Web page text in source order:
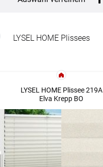
LYSEL HOME Plissees
LYSEL HOME Plissee 219A
Elva Krepp BO